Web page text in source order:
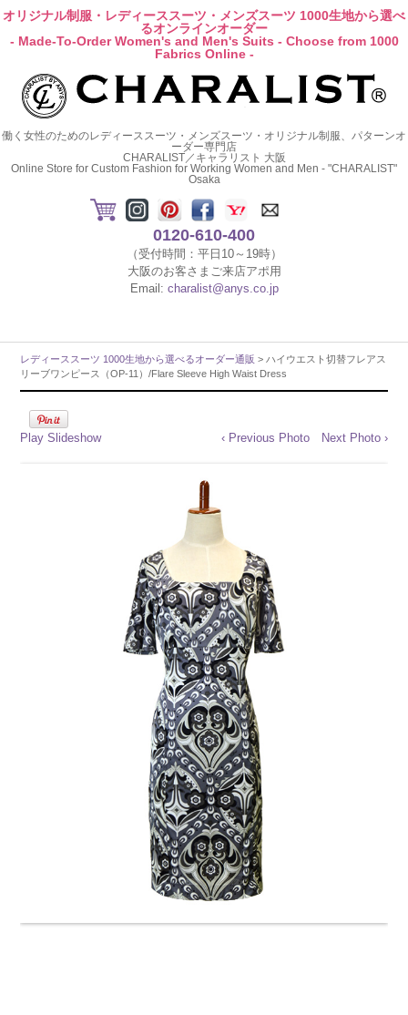
オリジナル制服・レディーススーツ・メンズスーツ 1000生地から選べ
るオンラインオーダー
- Made-To-Order Women's and Men's Suits - Choose from 1000
Fabrics Online -
働く女性のためのレディーススーツ・メンズスーツ・オリジナル制服、パターンオ
ーダー専門店
CHARALIST／キャラリスト 大阪
Online Store for Custom Fashion for Working Women and Men - "CHARALIST"
Osaka
0120-610-400
（受付時間：平日10～19時）
大阪のお客さまご来店アポ用
Email: charalist@anys.co.jp
レディーススーツ 1000生地から選べるオーダー通販 > ハイウエスト切替フレアス
リーブワンピース（OP-11）/Flare Sleeve High Waist Dress
Play Slideshow ‹ Previous Photo Next Photo ›